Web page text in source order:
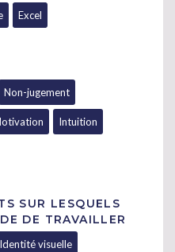
Excel
Non-jugement
Intuition
SUR LESQUELS
DE TRAVAILLER
Identité visuelle